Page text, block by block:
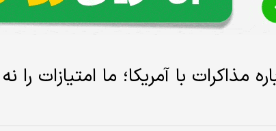
مذاکرات با آمریکا؛ ما امتیازات را